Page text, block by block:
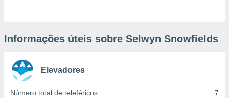
nós e
únicos
Informações úteis sobre Selwyn Snowfields
Elevadores
Número total de teleféricos 7